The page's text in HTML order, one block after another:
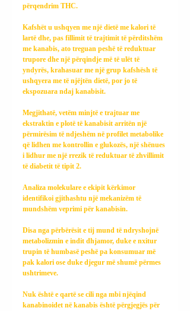
përqendrim THC.
Kafshët u ushqyen me një dietë me kalori të
lartë dhe, pas fillimit të trajtimit të përditshëm
me kanabis, ato treguan peshë të reduktuar
trupore dhe një përqindje më të ulët të
yndyrës, krahasuar me një grup kafshësh të
ushqyera me të njëjtën dietë, por jo të
ekspozuara ndaj kanabisit.
Megjithatë, vetëm minjtë e trajtuar me
ekstraktin e plotë të kanabisit arritën një
përmirësim të ndjeshëm në profilet metabolike
që lidhen me kontrollin e glukozës, një shënues
i lidhur me një rrezik të reduktuar të zhvillimit
të diabetit të tipit 2.
Analiza molekulare e ekipit kërkimor
identifikoi gjithashtu një mekanizëm të
mundshëm veprimi për kanabisin.
Disa nga përbërësit e tij mund të ndryshojnë
metabolizmin e indit dhjamor, duke e nxitur
trupin të humbasë peshë pa konsumuar më
pak kalori ose duke djegur më shumë përmes
ushtrimeve.
Nuk është e qartë se cili nga mbi njëqind
kanabinoidet në kanabis është përgjegjës për